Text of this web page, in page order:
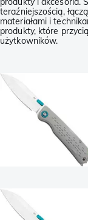
teraźniejszością,
materiałami i
produkty, które
użytkowników.